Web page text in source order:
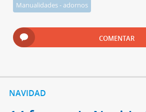
Manualidades - adornos
COMENTAR
NAVIDAD